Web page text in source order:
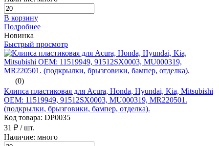
В корзину
Подробнее
Новинка
Быстрый просмотр
(0)
Клипса пластиковая для Acura, Honda, Hyundai, Kia, Mitsubishi
ОЕМ: 11519949, 91512SX0003, MU000319, MR220501.
(подкрылки, брызговики, бампер, отделка).
Код товара: DP0035
31 ₽ / шт.
Наличие: много